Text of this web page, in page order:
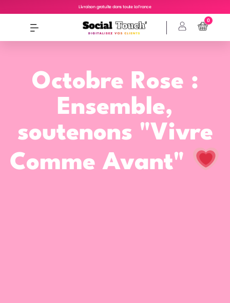
Livraison gratuite dans toute la France
0
Octobre Rose :
Ensemble,
soutenons "Vivre
Comme Avant"